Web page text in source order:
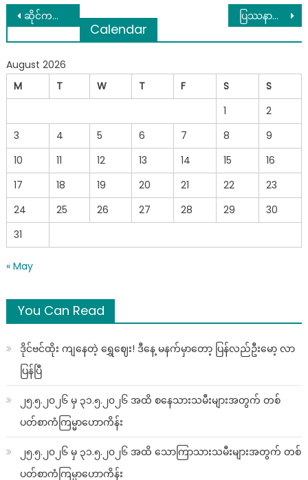
Post
navigation
ဆိုင်ကယ်စီးသူတိုင်းသတိထားသင့်တဲ့အချက် ပြဿနာအမြဲလိုလိုရှာတဲ့ခင်ပွန်းကို ဇနီးဖြစ်သူက သည်းမခံနိုင်တော့ဘဲ ထမင်းခူးပေးပြီးနောက်… See More
Calendar
August 2026
M
T W T F S
S
1
2
3
4 5 6 7 8
9
10
11 12 13 14 15
16
17
18 19 20 21 22
23
24
25 26 27 28 29
30
31
« May
You Can Read
ဒိုင်ဗင်ထိုး ကျနေတဲ့ ရွှေဈေး! ဒီနေ့ မနက်မှာတော့ ပြန်လည်ဦးမော့ လာ
ပြန်ပြီ
၂၅.၅.၂၀၂၆ မှ ၃၁.၅.၂၀၂၆ အထိ စနေသားသမီးများအတွက် တစ်
ပတ်စာကံကြမ္မာဟောကိန်း
၂၅.၅.၂၀၂၆ မှ ၃၁.၅.၂၀၂၆ အထိ သောကြာသားသမီးများအတွက် တစ်
ပတ်စာကံကြမ္မာဟောကိန်း